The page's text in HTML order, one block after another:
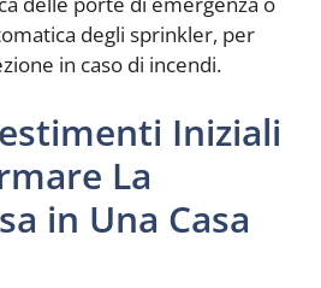
degli sprinkler, per
in caso di incendi.
Iniziali
La
in Una Casa